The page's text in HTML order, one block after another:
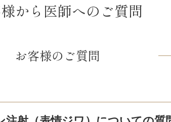
0分 栄駅から徒歩3分
から医師へのご質問
お客様のご質問